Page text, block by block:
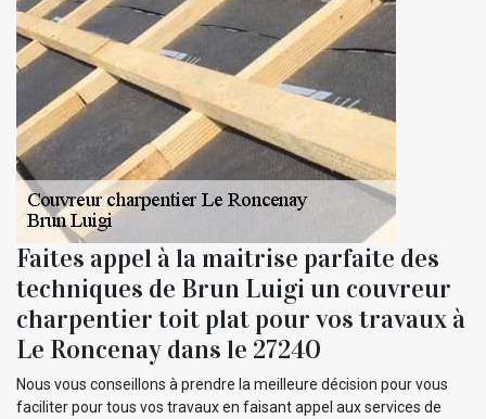
Faites appel à la maitrise parfaite des
techniques de Brun Luigi un couvreur
charpentier toit plat pour vos travaux à
Le Roncenay dans le 27240
Nous vous conseillons à prendre la meilleure décision pour vous
faciliter pour tous vos travaux en faisant appel aux services de